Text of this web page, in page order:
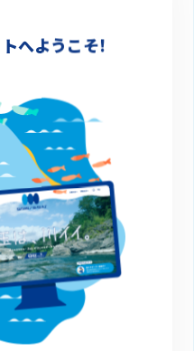
ベント
へようこそ!